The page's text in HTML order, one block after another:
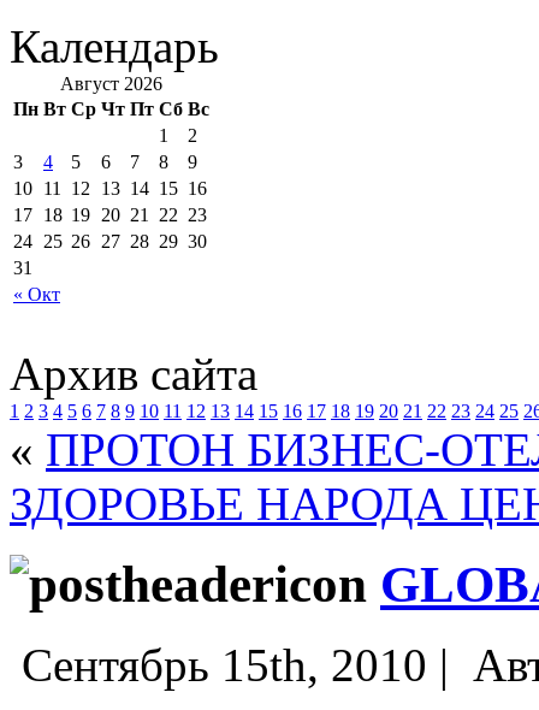
Календарь
Август 2026
Пн Вт Ср Чт Пт Сб Вс
« Окт
1
2
3
4 5 6 7 8
9
10 11 12 13 14 15 16
17 18 19 20 21 22 23
24 25 26 27 28 29 30
31
Архив сайта
1 2 3 4 5 6 7 8 9 10 11 12 13 14 15 16 17 18 19 20 21 22 23 24 25
« ПРОТОН БИЗНЕС-
ЗДОРОВЬЕ НАРОДА
Сентябрь 15th, 2010 |